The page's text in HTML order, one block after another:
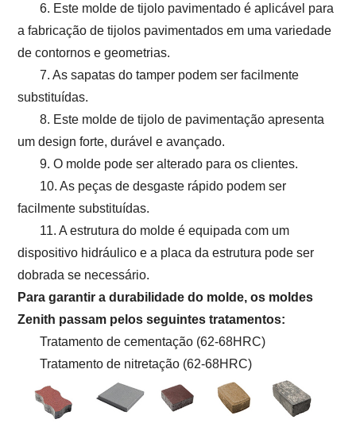
6. Este molde de tijolo pavimentado é aplicável para
a fabricação de tijolos pavimentados em uma variedade
de contornos e geometrias.
7. As sapatas do tamper podem ser facilmente
substituídas.
8. Este molde de tijolo de pavimentação apresenta
um design forte, durável e avançado.
9. O molde pode ser alterado para os clientes.
10. As peças de desgaste rápido podem ser
facilmente substituídas.
11. A estrutura do molde é equipada com um
dispositivo hidráulico e a placa da estrutura pode ser
dobrada se necessário.
Para garantir a durabilidade do molde, os moldes
Zenith passam pelos seguintes tratamentos:
Tratamento de cementação (62-68HRC)
Tratamento de nitretação (62-68HRC)